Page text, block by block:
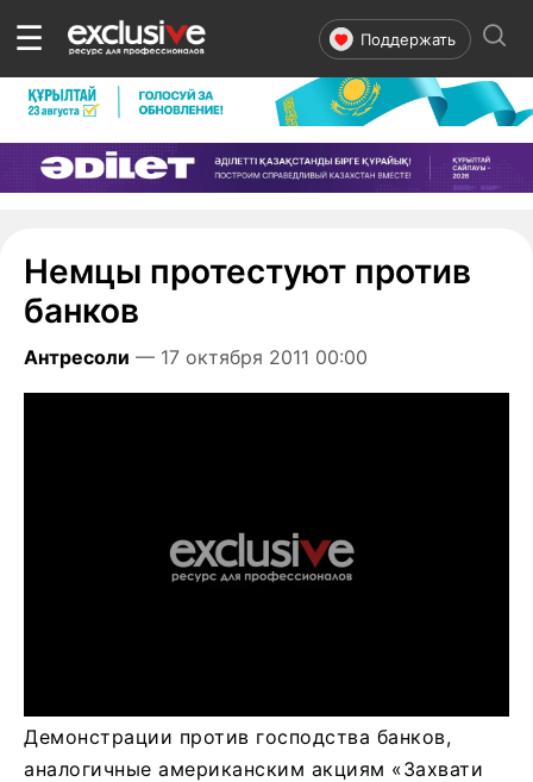
☰ Поддержать
Немцы протестуют против
банков
Антресоли — 17 октября 2011 00:00
Демонстрации против господства банков,
аналогичные американским акциям «Захвати